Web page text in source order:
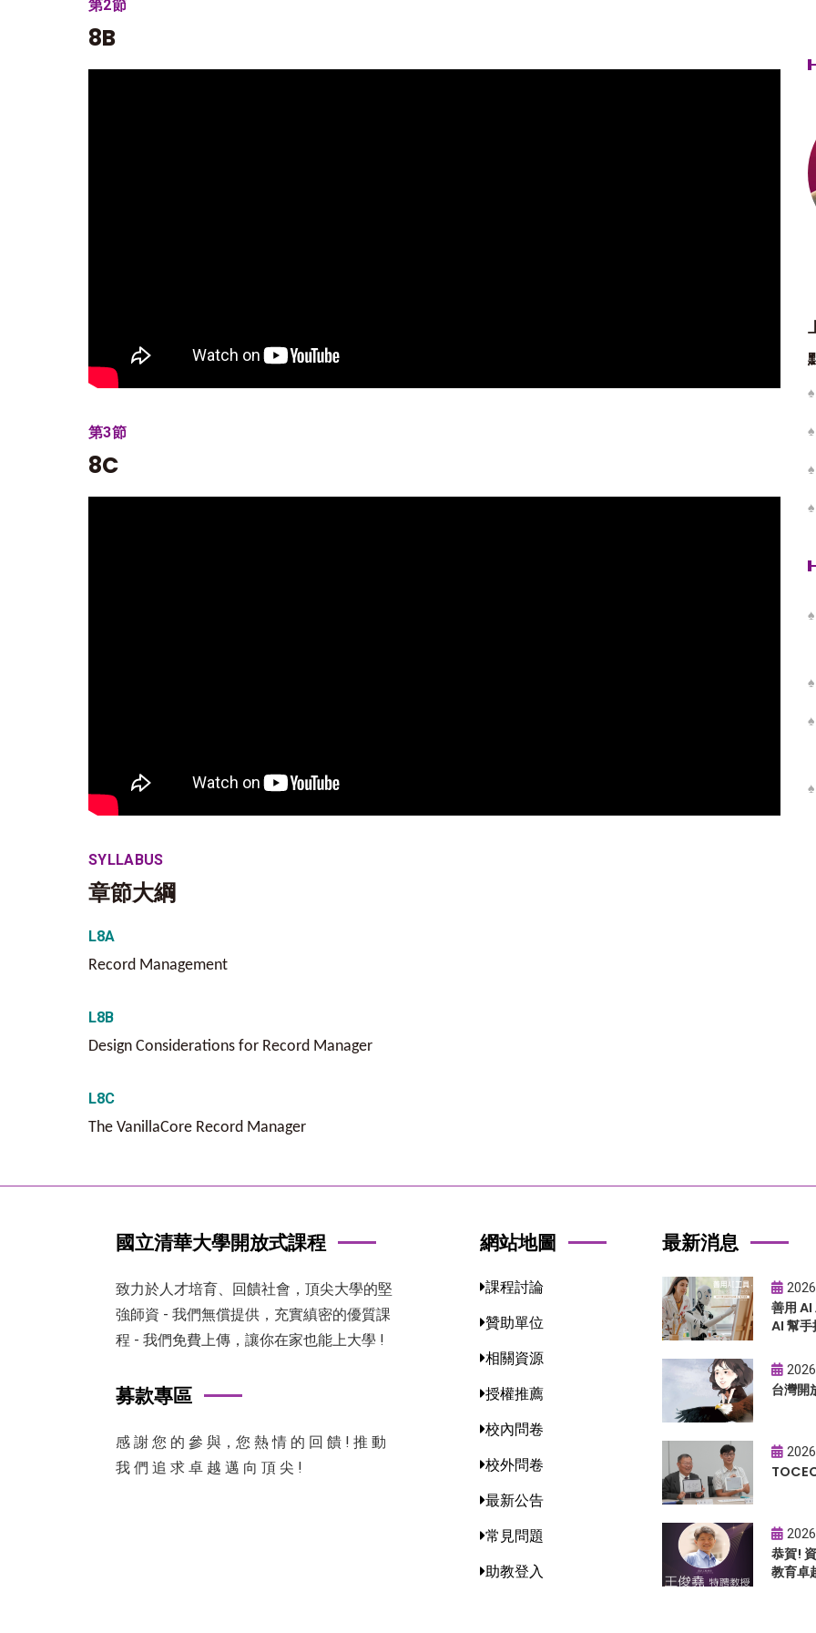
第2節
8B
第3節
8C
SYLLABUS
章節大綱
L8A
Record Management
L8B
Design Considerations for Record Manager
L8C
The VanillaCore Record Manager
國立清華大學開放式課程
致力於人才培育、回饋社會，頂尖大學的堅
強師資 - 我們無償提供，充實縝密的優質課
程 - 我們免費上傳，讓你在家也能上大學 !
募款專區
感 謝 您 的 參 與，您 熱 情 的 回 饋 ! 推 動
我 們 追 求 卓 越 邁 向 頂 尖 !
網站地圖
課程討論
贊助單位
相關資源
授權推薦
校內問卷
校外問卷
最新公告
常見問題
助教登入
最新消息
善用
AI 幫
台灣開
恭賀!
教育卓